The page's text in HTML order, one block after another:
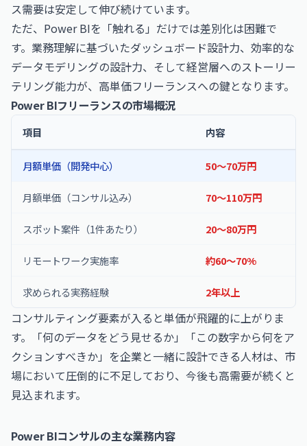
ス需要は安定して伸び続けています。
ただ、Power BIを「触れる」だけでは差別化は困難で
す。業務理解に基づいたダッシュボード設計力、効率的な
データモデリングの設計力、そして経営層へのストーリー
テリング能力が、高単価フリーランスへの鍵となります。
Power BIフリーランスの市場概況
項目 内容
月額単価（開発中心） 50〜70万円
月額単価（コンサル込み） 70〜110万円
スポット案件（1件あたり） 20〜80万円
リモートワーク実施率 約60〜70%
求められる実務経験 2年以上
コンサルティング要素が入ると単価が飛躍的に上がりま
す。「何のデータをどう見せるか」「この数字から何をア
クションすべきか」を企業と一緒に設計できる人材は、市
場において圧倒的に不足しており、今後も高需要が続くと
見込まれます。
Power BIコンサルの主な業務内容